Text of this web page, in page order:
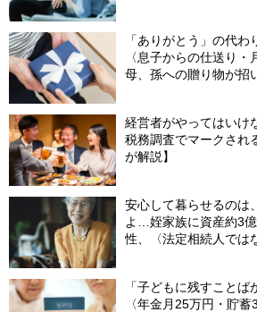
「ありがとう」の代
〈息子からの仕送り
母、孫への贈り物が招
経営者がやってはいけ
税務調査でマークされ
が解説】
安心して暮らせるのは
よ…姪家族に資産約3
性、〈法定相続人では
「子どもに残すことば
〈年金月25万円・貯